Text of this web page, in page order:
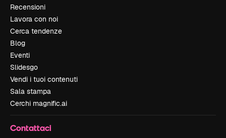
Recensioni
Lavora con noi
Cerca tendenze
Blog
Eventi
Slidesgo
Vendi i tuoi contenuti
Sala stampa
Cerchi magnific.ai
Contattaci